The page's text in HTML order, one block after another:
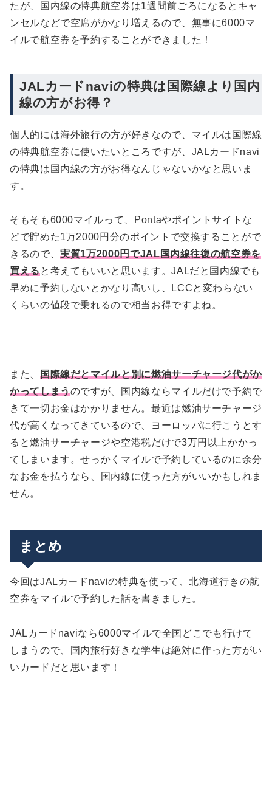
たが、国内線の特典航空券は1週間前ごろになるとキャ
ンセルなどで空席がかなり増えるので、無事に6000マ
イルで航空券を予約することができました！
JALカードnaviの特典は国際線より国内
線の方がお得？
個人的には海外旅行の方が好きなので、マイルは国際線
の特典航空券に使いたいところですが、JALカードnavi
の特典は国内線の方がお得なんじゃないかなと思いま
す。
そもそも6000マイルって、Pontaやポイントサイトな
どで貯めた1万2000円分のポイントで交換することがで
きるので、実質1万2000円でJAL国内線往復の航空券を
買えると考えてもいいと思います。JALだと国内線でも
早めに予約しないとかなり高いし、LCCと変わらない
くらいの値段で乗れるので相当お得ですよね。
また、 国際線だとマイルと別に燃油サーチャージ代がか
かってしまうのですが、国内線ならマイルだけで予約で
きて一切お金はかかりません。最近は燃油サーチャージ
代が高くなってきているので、ヨーロッパに行こうとす
ると燃油サーチャージや空港税だけで3万円以上かかっ
てしまいます。せっかくマイルで予約しているのに余分
なお金を払うなら、国内線に使った方がいいかもしれま
せん。
まとめ
今回はJALカードnaviの特典を使って、北海道行きの航
空券をマイルで予約した話を書きました。
JALカードnaviなら6000マイルで全国どこでも行けて
しまうので、国内旅行好きな学生は絶対に作った方がい
いカードだと思います！